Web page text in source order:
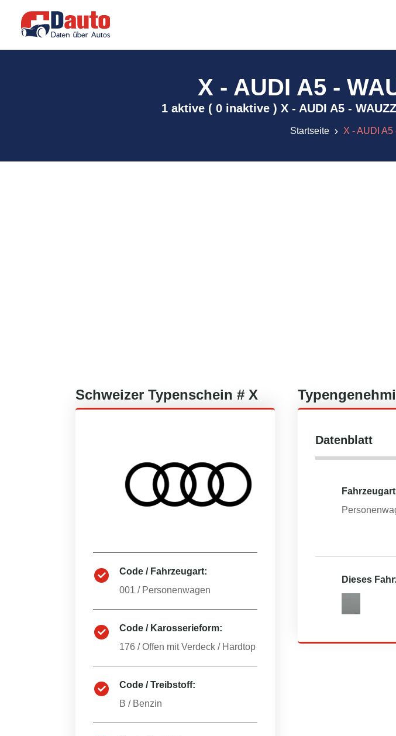
X - AUDI A5 -
1 aktive ( 0 inaktive ) X - AUDI A5 -
Startseite X - AUDI
Schweizer Typenschein # X
Code / Fahrzeugart:
001 / Personenwagen
Code / Karosserieform:
176 /Offen mit Verdeck / Hardtop
Code / Treibstoff:
B / Benzin
Datenblatt
Fahrzeugart
Dieses